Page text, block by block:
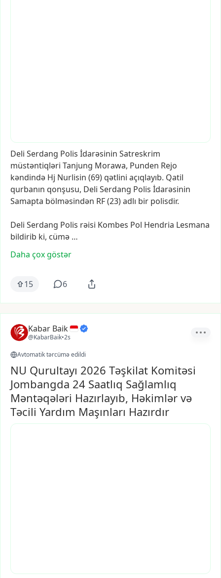
Deli Serdang Polis İdarəsinin Satreskrim
müstəntiqləri Tanjung Morawa, Punden Rejo
kəndində Hj Nurlisin (69) qətlini açıqlayıb. Qatil
qurbanın qonşusu, Deli Serdang Polis İdarəsinin
Samapta bölməsindən RF(23)adlı bir polisdir.
Deli Serdang Polis rəisi Kombes Pol Hendria Lesmana
bildirib ki, cümə …
Daha çox göstər
15 6
Kabar Baik
@KabarBaik•2s
Avtomatik tərcümə edildi
NU Qurultayı 2026 Təşkilat Komitəsi
Jombangda 24 Saatlıq Sağlamlıq
Məntəqələri Hazırlayıb, Həkimlər və
Təcili Yardım Maşınları Hazırdır